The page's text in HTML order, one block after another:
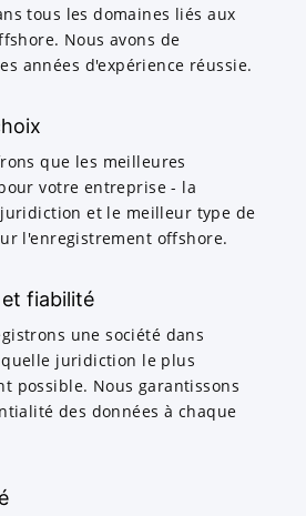
tous les domaines liés aux
Nous avons de
années d'expérience réussie.
que les meilleures
votre entreprise - la
et le meilleur type de
l'enregistrement offshore.
fiabilité
une société dans
juridiction le plus
possible. Nous garantissons
des données à chaque